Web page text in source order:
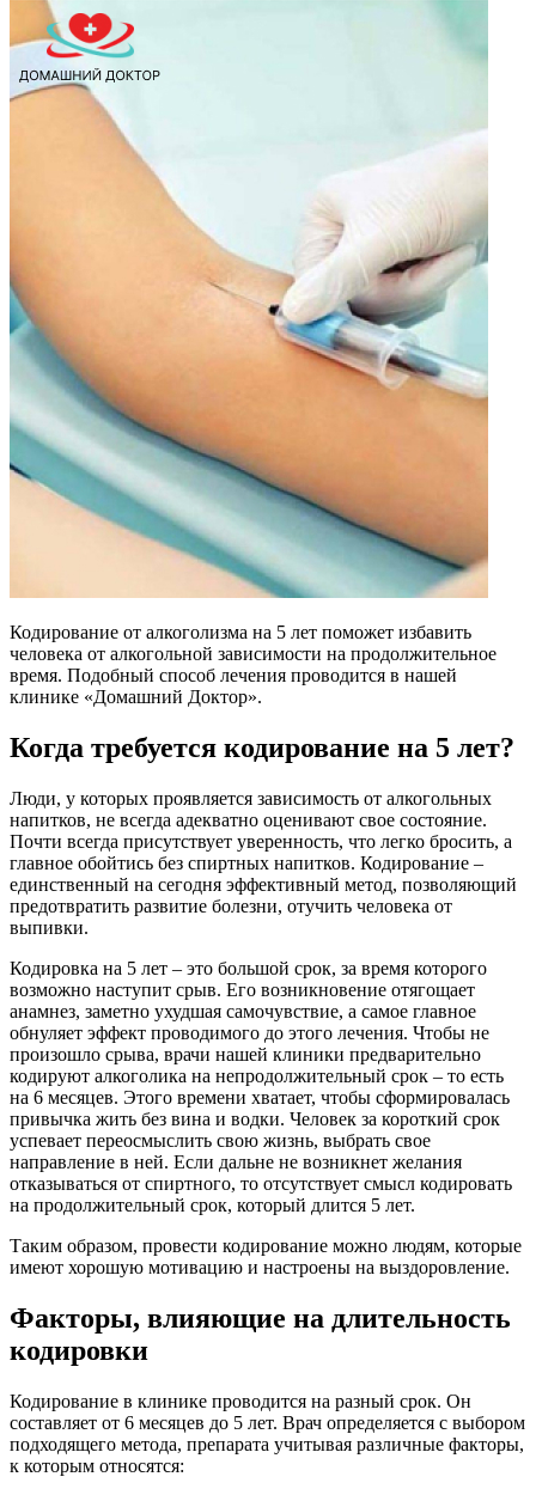
Кодирование от алкоголизма на 5 лет поможет избавить
человека от алкогольной зависимости на продолжительное
время. Подобный способ лечения проводится в нашей
клинике «Домашний Доктор».
Когда требуется кодирование на 5 лет?
Люди, у которых проявляется зависимость от алкогольных
напитков, не всегда адекватно оценивают свое состояние.
Почти всегда присутствует уверенность, что легко бросить, а
главное обойтись без спиртных напитков. Кодирование –
единственный на сегодня эффективный метод, позволяющий
предотвратить развитие болезни, отучить человека от
выпивки.
Кодировка на 5 лет – это большой срок, за время которого
возможно наступит срыв. Его возникновение отягощает
анамнез, заметно ухудшая самочувствие, а самое главное
обнуляет эффект проводимого до этого лечения. Чтобы не
произошло срыва, врачи нашей клиники предварительно
кодируют алкоголика на непродолжительный срок – то есть
на 6 месяцев. Этого времени хватает, чтобы сформировалась
привычка жить без вина и водки. Человек за короткий срок
успевает переосмыслить свою жизнь, выбрать свое
направление в ней. Если дальне не возникнет желания
отказываться от спиртного, то отсутствует смысл кодировать
на продолжительный срок, который длится 5 лет.
Таким образом, провести кодирование можно людям, которые
имеют хорошую мотивацию и настроены на выздоровление.
Факторы, влияющие на длительность
кодировки
Кодирование в клинике проводится на разный срок. Он
составляет от 6 месяцев до 5 лет. Врач определяется с выбором
подходящего метода, препарата учитывая различные факторы,
к которым относятся: